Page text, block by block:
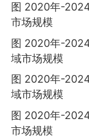
图 2020年-
市场规模
图 2020年-
域市场规模
图 2020年-
域市场规模
图 2020年-
市场规模